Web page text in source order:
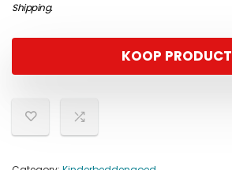
Shipping.
KOOP PRODUCT